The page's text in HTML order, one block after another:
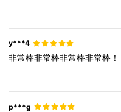
y***4
非常棒非常棒非常棒非常棒！
p***g